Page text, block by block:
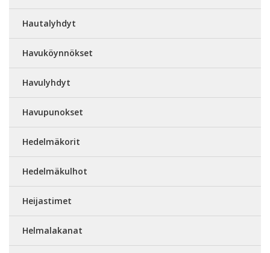
Hautalyhdyt
Havuköynnökset
Havulyhdyt
Havupunokset
Hedelmäkorit
Hedelmäkulhot
Heijastimet
Helmalakanat